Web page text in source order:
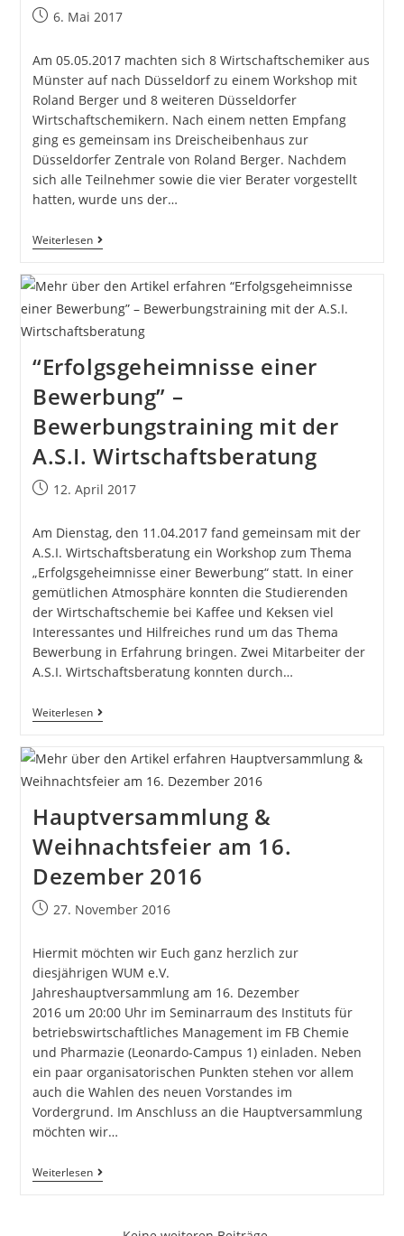
6. Mai 2017
Am 05.05.2017 machten sich 8 Wirtschaftschemiker aus
Münster auf nach Düsseldorf zu einem Workshop mit
Roland Berger und 8 weiteren Düsseldorfer
Wirtschaftschemikern. Nach einem netten Empfang
ging es gemeinsam ins Dreischeibenhaus zur
Düsseldorfer Zentrale von Roland Berger. Nachdem
sich alle Teilnehmer sowie die vier Berater vorgestellt
hatten, wurde uns der…
Weiterlesen
“Erfolgsgeheimnisse einer
Bewerbung” –
Bewerbungstraining mit der
A.S.I. Wirtschaftsberatung
12. April 2017
Am Dienstag, den 11.04.2017 fand gemeinsam mit der
A.S.I. Wirtschaftsberatung ein Workshop zum Thema
„Erfolgsgeheimnisse einer Bewerbung“ statt. In einer
gemütlichen Atmosphäre konnten die Studierenden
der Wirtschaftschemie bei Kaffee und Keksen viel
Interessantes und Hilfreiches rund um das Thema
Bewerbung in Erfahrung bringen. Zwei Mitarbeiter der
A.S.I. Wirtschaftsberatung konnten durch…
Weiterlesen
Hauptversammlung &
Weihnachtsfeier am 16.
Dezember 2016
27. November 2016
Hiermit möchten wir Euch ganz herzlich zur
diesjährigen WUM e.V.
Jahreshauptversammlung am 16. Dezember
2016 um 20:00 Uhr im Seminarraum des Instituts für
betriebswirtschaftliches Management im FB Chemie
und Pharmazie (Leonardo-Campus 1) einladen. Neben
ein paar organisatorischen Punkten stehen vor allem
auch die Wahlen des neuen Vorstandes im
Vordergrund. Im Anschluss an die Hauptversammlung
möchten wir…
Weiterlesen